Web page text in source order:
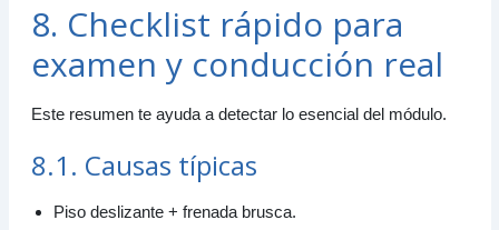
8. Checklist rápido para
examen y conducción real
Este resumen te ayuda a detectar lo esencial del módulo.
8.1. Causas típicas
Piso deslizante + frenada brusca.